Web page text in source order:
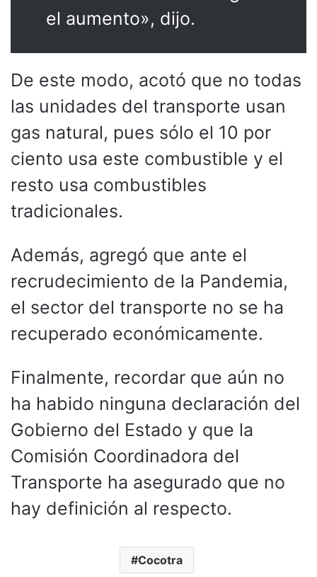
el aumento», dijo.
De este modo, acotó que no todas
las unidades del transporte usan
gas natural, pues sólo el 10 por
ciento usa este combustible y el
resto usa combustibles
tradicionales.
Además, agregó que ante el
recrudecimiento de la Pandemia,
el sector del transporte no se ha
recuperado económicamente.
Finalmente, recordar que aún no
ha habido ninguna declaración del
Gobierno del Estado y que la
Comisión Coordinadora del
Transporte ha asegurado que no
hay definición al respecto.
Cocotra